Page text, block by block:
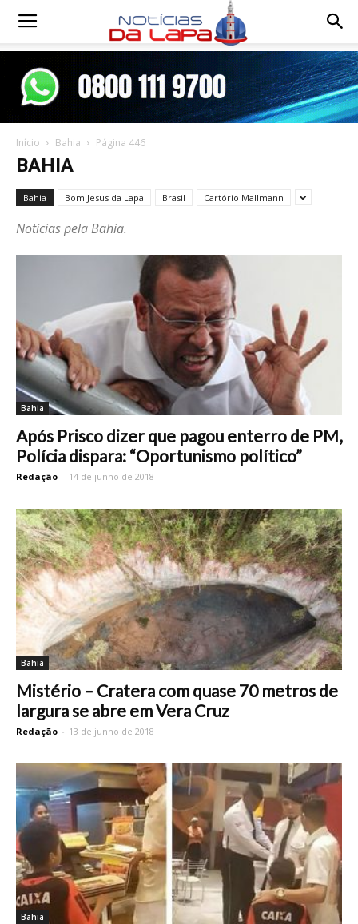
Notícias
Lapa
Início Bahia Página 446
BAHIA
Bahia Bom Jesus da Lapa Brasil Cartório Mallmann
Notícias pela Bahia.
Bahia
Após Prisco dizer que pagou enterro de PM,
Polícia dispara: “Oportunismo político”
Redação - 14 de junho de 2018
Bahia
Mistério – Cratera com quase 70 metros de
largura se abre em Vera Cruz
Redação - 13 de junho de 2018
Bahia